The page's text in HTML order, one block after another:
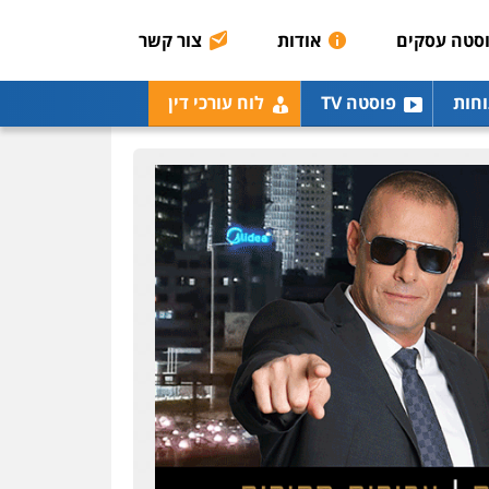
עסקים אודות צור קשר
פוסטה TV לוח עורכי דין
מחיקת כתבות מגוגל
ודחיקת אזכורים שליליים
דין
0522508109
אחסון אתרים
מהירות הגנה גיבוי
תמיכה שירותים מקצועיים
לעורכי דין
מרכז התחלה חדשה
אסירים עבירות מין
שירותים מקצועיים לעורכי
דין
0544500346
מאיה בלום, עו"ס,
טיפול ושיקום
טיפול בהתמכרויות